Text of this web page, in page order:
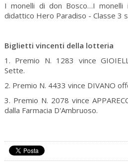
I monelli di don Bosco…I monelli
didattico Hero Paradiso - Classe 3
Biglietti vincenti della lotteria
1. Premio N. 1283 vince
Sette.
2. Premio N. 4433 vince DIVANO
3. Premio N. 2078 vince
dalla Farmacia D'Ambruoso.